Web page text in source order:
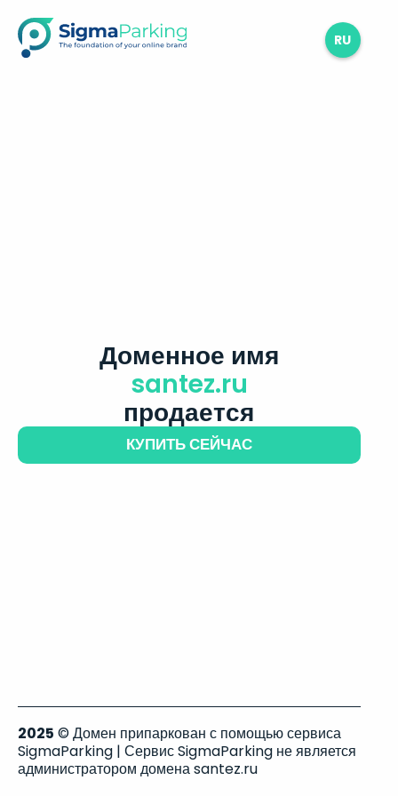
RU
Доменное имя
santez.ru
продается
КУПИТЬ СЕЙЧАС
2025 © Домен припаркован с помощью сервиса
SigmaParking | Сервис SigmaParking не является
администратором домена santez.ru